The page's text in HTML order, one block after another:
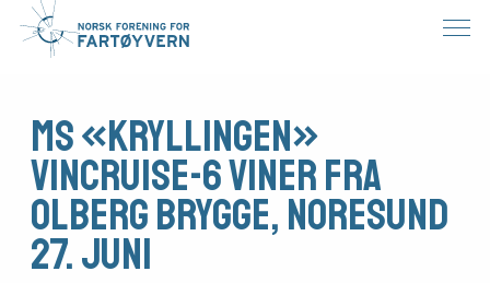
MS «Kryllingen»
Vincruise-6 viner fra
Olberg brygge, Noresund
27. Juni